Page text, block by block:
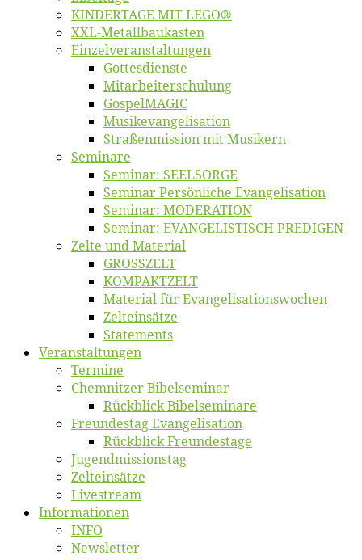
KINDERTAGE MIT LEGO®
XXL-Me­­tal­l­­bau­­kas­­ten
Einzelver­an­stal­tungen
Got­tes­diens­te
Mitarbeiter­schulung
Gos­pel­MA­GIC
Musikevan­ge­li­sa­tion
Straßenmis­sion mit Musikern
Se­mi­na­re
Se­mi­nar: SEELSORGE
Se­mi­nar Per­sön­li­che Evangelisation
Se­mi­nar: MODERATION
Se­mi­nar: EVANGELISTISCH PREDIGEN
Zel­te und Material
GROSSZELT
KOMPAKTZELT
Ma­te­ri­al für Evangelisationswochen
Zelt­ein­sät­ze
State­ments
Ver­an­stal­tun­gen
Ter­mi­ne
Chemnit­zer Bibelseminar
Rück­blick Bibelseminare
Freun­des­tag Evangelisation
Rück­blick Freundestage
Jugend­mis­sions­tag
Zelt­ein­sät­ze
Live­stream
Informatio­nen
INFO
News­let­ter